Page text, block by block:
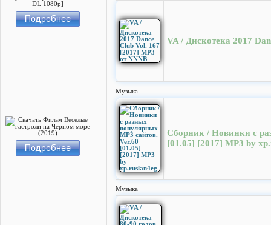
VA / Дискотека 2017
Музыка
Сборник / Новинки с
[01.05] [2017] MP3 by
Музыка